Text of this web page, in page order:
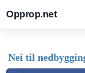
Opprop.net
Nei til